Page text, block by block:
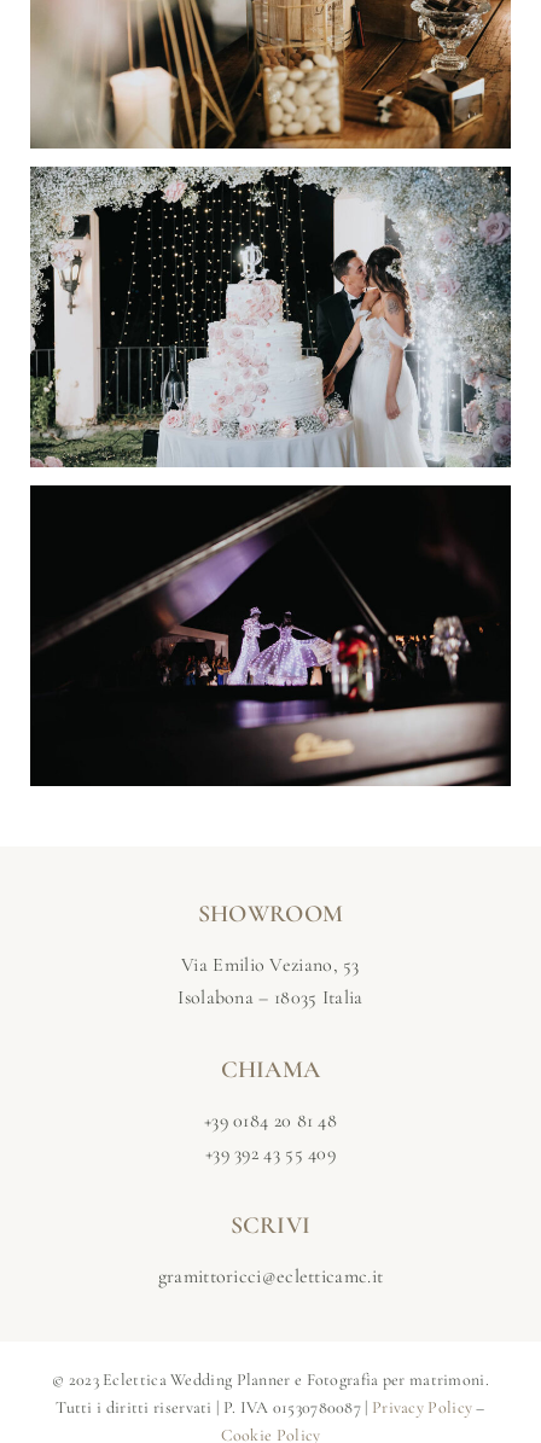
SHOWROOM
Via Emilio Veziano, 53
Isolabona – 18035 Italia
CHIAMA
+39 0184 20 81 48
+39 392 43 55 409
SCRIVI
gramittoricci@ecletticamc.it
© 2023 Eclettica Wedding Planner e Fotografia per matrimoni.
Tutti i diritti riservati | P. IVA 01530780087 | Privacy Policy–
Cookie Policy